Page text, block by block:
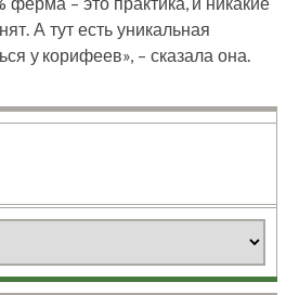
А тут есть уникальная
у корифеев», – сказала она.